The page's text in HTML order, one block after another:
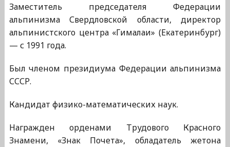
Заместитель председателя Федерации
альпинизма Свердловской области, директор
альпинистского центра «Гималаи» (Екатеринбург)
— с 1991 года.
Был членом президиума Федерации альпинизма
СССР.
Кандидат физико-математических наук.
Награжден орденами Трудового Красного
Знамени, «Знак Почета», обладатель жетона